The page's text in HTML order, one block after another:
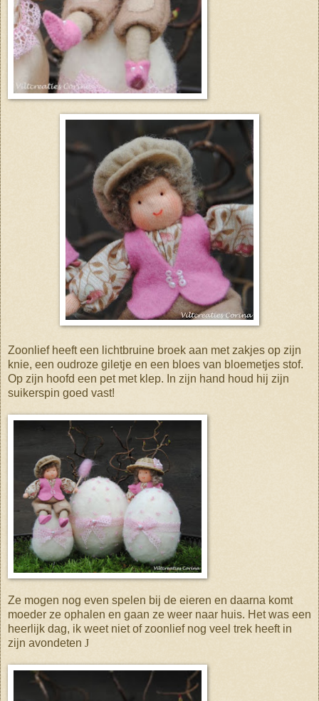
Zoonlief heeft een lichtbruine broek aan met zakjes op zijn
knie, een oudroze giletje en een bloes van bloemetjes stof.
Op zijn hoofd een pet met klep. In zijn hand houd hij zijn
suikerspin goed vast!
Ze mogen nog even spelen bij de eieren en daarna komt
moeder ze ophalen en gaan ze weer naar huis. Het was een
heerlijk dag, ik weet niet of zoonlief nog veel trek heeft in
zijn avondeten J